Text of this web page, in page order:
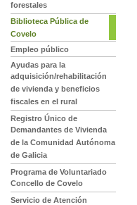
forestales
Biblioteca Pública de
Covelo
Empleo público
Ayudas para la
adquisición/rehabilitación
de vivienda y beneficios
fiscales en el rural
Registro Único de
Demandantes de Vivienda
de la Comunidad Autónoma
de Galicia
Programa de Voluntariado
Concello de Covelo
Servicio de Atención